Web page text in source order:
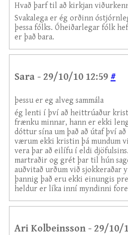
Hvað þarf til að kirkjan
Svakalega er ég orðinn
þessa fólks. Óheiðarlegar fólk
er það bara.
Sara - 29/10/10 12:59 #
þessu er eg alveg sammála
ég lenti í því að heittrúaður
frænku minnar, hann er ekki
dóttur sína um það að útaf því að
værum ekki kristin þá mundum
vera þar að eilífu í eldi
martraðir og grét þar til hún
auðvitað urðum við sjokkeraðar
þannig það eru ekki einungis
heldur er líka inní myndinni
Ari Kolbeinsson - 29/10/